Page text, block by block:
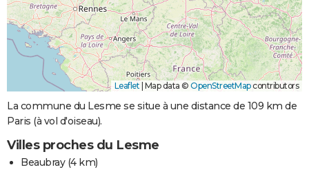
Leaflet Map data © OpenStreetMapcontributors
La commune du Lesme se situe à une distance de 109 km de
Paris (à vol d'oiseau).
Villes proches du Lesme
Beaubray(4 km)